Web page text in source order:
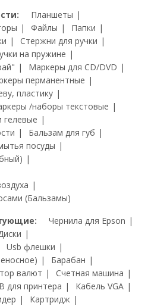
Планшеты
Файлы
Папки
Стержни для ручки
на пружине
Маркеры для CD/DVD
перманентные
пластику
/наборы текстовые
гелевые
Бальзам для губ
посуды
(Бальзамы)
Чернила для Epson
Usb флешки
Барабан
валют
Счетная машина
для принтера
Кабель VGA
Картридж